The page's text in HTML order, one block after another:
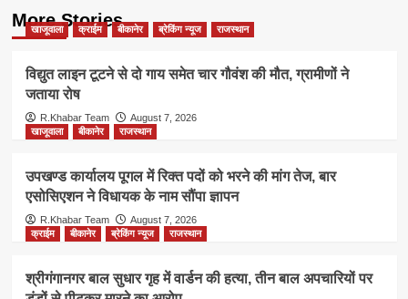
More Stories
खाजूवाला क्राईम बीकानेर ब्रेकिंग न्यूज राजस्थान
विद्युत लाइन टूटने से दो गाय समेत चार गौवंश की मौत, ग्रामीणों ने
जताया रोष
R.Khabar Team
August 7, 2026
खाजूवाला
बीकानेर राजस्थान
उपखण्ड कार्यालय पूगल में रिक्त पदों को भरने की मांग तेज, बार
एसोसिएशन ने विधायक के नाम सौंपा ज्ञापन
R.Khabar Team
August 7, 2026
क्राईम
बीकानेर ब्रेकिंग न्यूज राजस्थान
श्रीगंगानगर बाल सुधार गृह में वार्डन की हत्या, तीन बाल अपचारियों पर